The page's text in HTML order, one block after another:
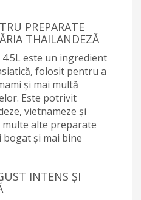
PREPARATE
THAILANDEZĂ
4.5L este un ingredient
folosit pentru a
și mai multă
Este potrivit
vietnameze și
alte preparate
și mai bine
INTENS ȘI